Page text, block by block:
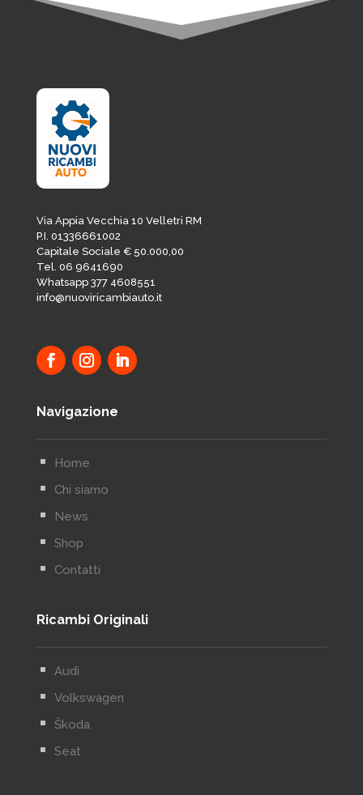
Via Appia Vecchia 10 Velletri RM
P.I. 01336661002
Capitale Sociale € 50.000,00
Tel. 06 9641690
Whatsapp 377 4608551
info@nuoviricambiauto.it
Navigazione
^ Home
^ Chi siamo
^ News
^ Shop
^ Contatti
Ricambi Originali
^ Audi
^ Volkswagen
^ Škoda
^ Seat